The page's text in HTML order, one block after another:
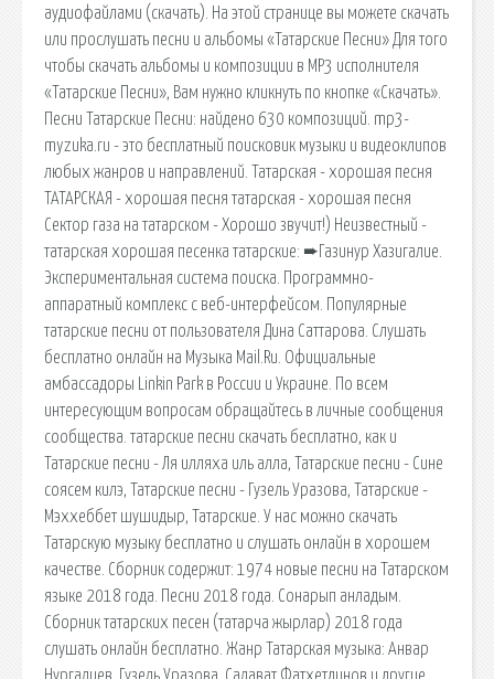
аудиофайлами (скачать). На этой странице вы можете скачать
или прослушать песни и альбомы «Татарские Песни» Для того
чтобы скачать альбомы и композиции в MP3 исполнителя
«Татарские Песни», Вам нужно кликнуть по кнопке «Скачать».
Песни Татарские Песни: найдено 630 композиций. mp3-
myzuka.ru - это бесплатный поисковик музыки и видеоклипов
любых жанров и направлений. Татарская - хорошая песня
ТАТАРСКАЯ - хорошая песня татарская - хорошая песня
Сектор газа на татарском - Хорошо звучит!) Неизвестный -
татарская хорошая песенка татарские: ➨Газинур Хазигалие.
Экспериментальная система поиска. Программно-
аппаратный комплекс с веб-интерфейсом. Популярные
татарские песни от пользователя Дина Саттарова. Слушать
бесплатно онлайн на Музыка Mail.Ru. Официальные
амбассадоры Linkin Park в России и Украине. По всем
интересующим вопросам обращайтесь в личные сообщения
сообщества. татарские песни cкачать бесплатно, как и
Татарские песни - Ля илляха иль алла, Татарские песни - Сине
соясем килэ, Татарские песни - Гузель Уразова, Татарские -
Мэххеббет шушидыр, Татарские. У нас можно скачать
Татарскую музыку бесплатно и слушать онлайн в хорошем
качестве. Сборник содержит: 1974 новые песни на Татарском
языке 2018 года. Песни 2018 года. Сонарып анладым.
Сборник татарских песен (татарча жырлар) 2018 года
слушать онлайн бесплатно. Жанр Татарская музыка: Анвар
Нургалиев, Гузель Уразова, Салават Фатхетдинов и другие.